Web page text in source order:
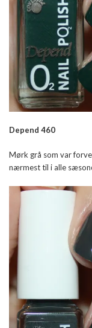
Depend 460
Mørk grå som var
nærmest til i alle